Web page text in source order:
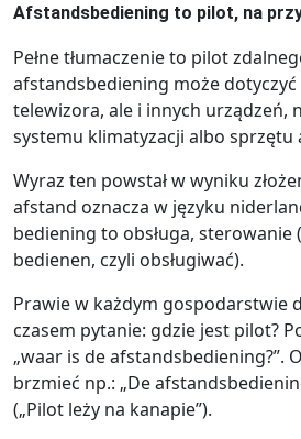
Afstandsbediening to pilot, na
Pełne tłumaczenie to pilot
afstandsbediening może dotyczyć
telewizora, ale i innych urządzeń,
systemu klimatyzacji albo sprzętu
Wyraz ten powstał w wyniku
afstand oznacza w języku
bediening to obsługa, sterowanie
bedienen, czyli obsługiwać).
Prawie w każdym gospodarstwie
czasem pytanie: gdzie jest pilot?
„waar is de afstandsbediening?”.
brzmieć np.: „De
(„Pilot leży na kanapie”).